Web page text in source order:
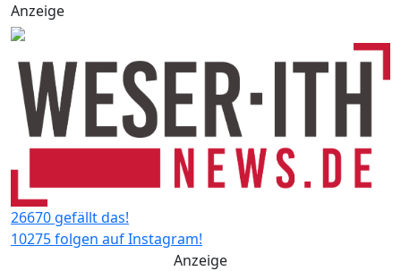
Anzeige
26670 gefällt das!
10275 folgen auf Instagram!
Anzeige